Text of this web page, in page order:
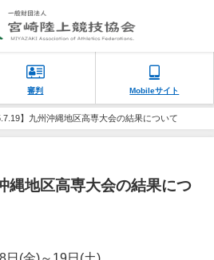
審判 Mobileサイト
】九州沖縄地区高専大会の結果について
縄地区高専大会の結果につ